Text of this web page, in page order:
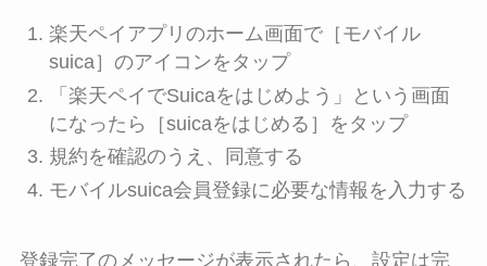
楽天ペイアプリのホーム画面で［モバイル
suica］のアイコンをタップ
「楽天ペイでSuicaをはじめよう」という画面
になったら［suicaをはじめる］をタップ
規約を確認のうえ、同意する
モバイルsuica会員登録に必要な情報を入力する
登録完了のメッセージが表示されたら、設定は完